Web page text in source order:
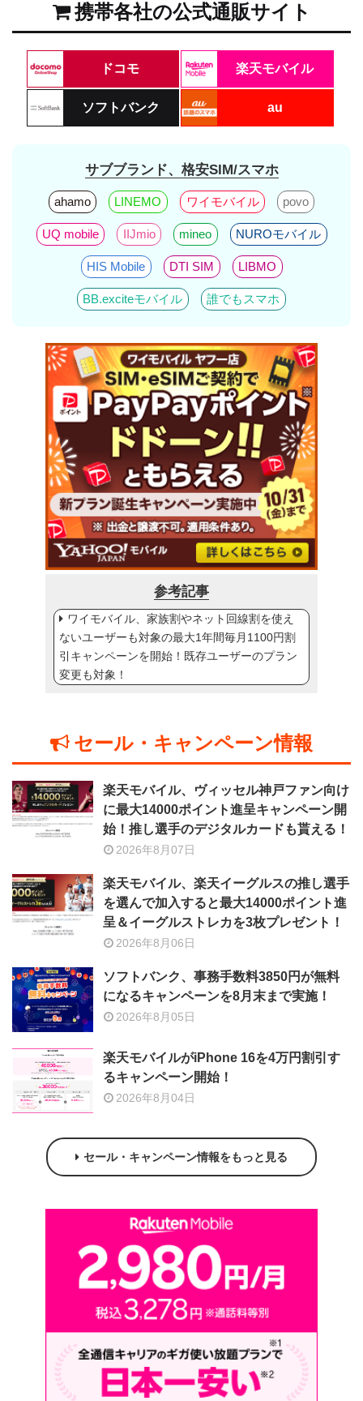
携帯各社の公式通販サイト
ドコモ 楽天モバイル
ソフトバンク au
サブブランド、格安SIM/スマホ
ahamo LINEMO ワイモバイル povo
UQ mobile IIJmio mineo NUROモバイル
HIS Mobile DTI SIM LIBMO
BB.exciteモバイル 誰でもスマホ
参考記事
ワイモバイル、家族割やネット回線割を使え
ないユーザーも対象の最大1年間毎月1100円割
引キャンペーンを開始！既存ユーザーのプラン
変更も対象！
セール・キャンペーン情報
楽天モバイル、ヴィッセル神戸ファン向け
に最大14000ポイント進呈キャンペーン開
始！推し選手のデジタルカードも貰える！
2026年8月07日
楽天モバイル、楽天イーグルスの推し選手
を選んで加入すると最大14000ポイント進
呈＆イーグルストレカを3枚プレゼント！
2026年8月06日
ソフトバンク、事務手数料3850円が無料
になるキャンペーンを8月末まで実施！
2026年8月05日
楽天モバイルがiPhone 16を4万円割引す
るキャンペーン開始！
2026年8月04日
セール・キャンペーン情報をもっと見る